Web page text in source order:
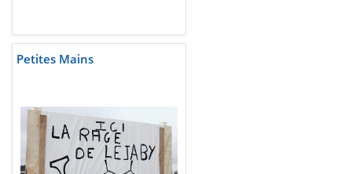
Petites Mains